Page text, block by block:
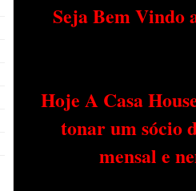
Seja Bem Vindo
Hoje A Casa
tonar um sócio
mensal e